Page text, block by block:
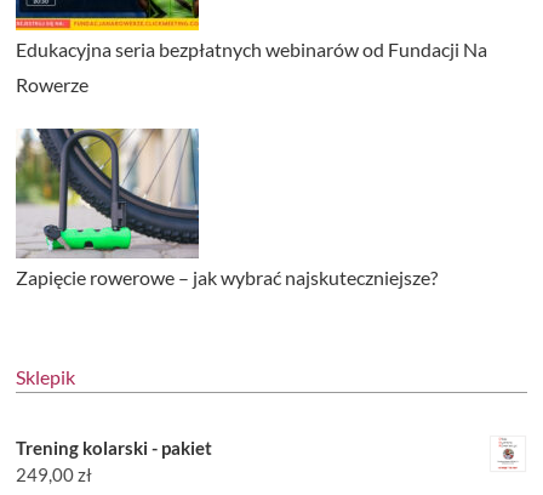
Edukacyjna seria bezpłatnych webinarów od Fundacji Na
Rowerze
Zapięcie rowerowe – jak wybrać najskuteczniejsze?
Sklepik
Trening kolarski - pakiet
249,00zł